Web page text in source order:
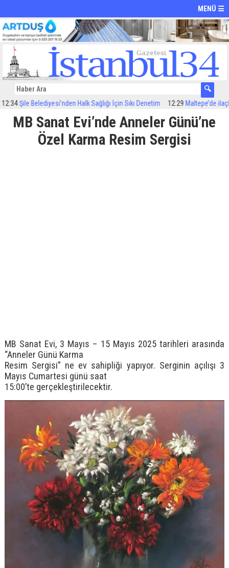
MENÜ ☰
Şile Belediyesi’nden Halk Sağlığı İçin Sıkı Denetim 12:29 Maltepe’de ilaçlama
MB Sanat Evi’nde Anneler Günü’ne
Özel Karma Resim Sergisi
MB Sanat Evi, 3 Mayıs – 15 Mayıs 2025 tarihleri arasında
“Anneler Günü Karma
Resim Sergisi” ne ev sahipliği yapıyor. Serginin açılışı 3
Mayıs Cumartesi günü saat
15:00’te gerçekleştirilecektir.